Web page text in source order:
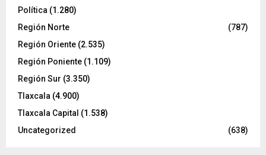
Política (1.280)
Región Norte
(787)
Región Oriente (2.535)
Región Poniente (1.109)
Región Sur (3.350)
Tlaxcala (4.900)
Tlaxcala Capital (1.538)
Uncategorized
(638)